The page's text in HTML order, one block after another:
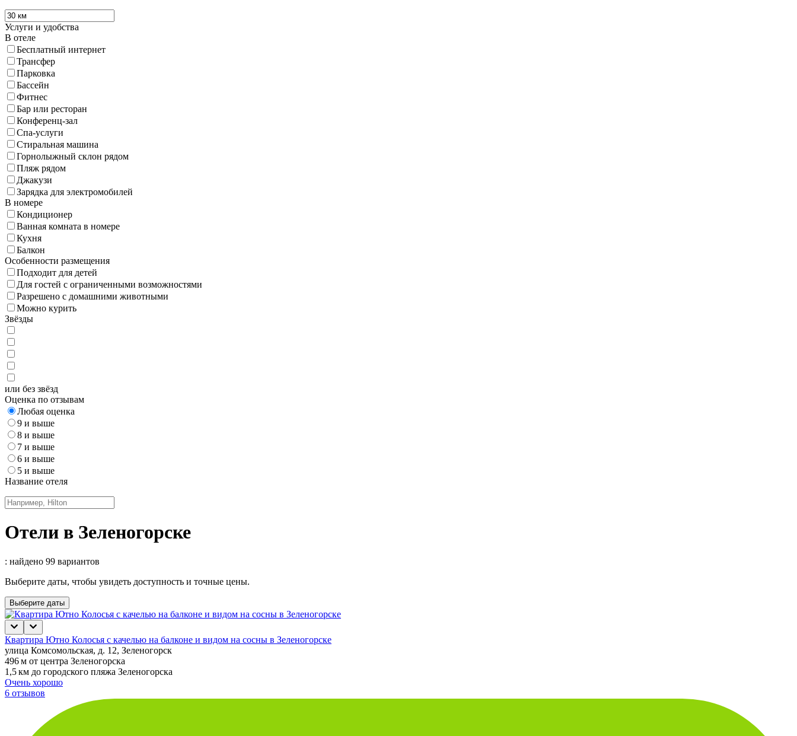
Услуги и удобства
В отеле
Бесплатный интернет
Трансфер
Парковка
Бассейн
Фитнес
Бар или ресторан
Конференц-зал
Спа-услуги
Стиральная машина
Горнолыжный склон рядом
Пляж рядом
Джакузи
Зарядка для электромобилей
В номере
Кондиционер
Ванная комната в номере
Кухня
Балкон
Особенности размещения
Подходит для детей
Для гостей с ограниченными возможностями
Разрешено с домашними животными
Можно курить
Звёзды
или без звёзд
Оценка по отзывам
Любая оценка
9 и выше
8 и выше
7 и выше
6 и выше
5 и выше
Название отеля
Отели в Зеленогорске
: найдено 99 вариантов
Выберите даты, чтобы увидеть доступность и точные цены.
Выберите даты
Квартира Ютно Колосья с качелью на балконе и видом на сосны в Зеленогорске
улица Комсомольская, д. 12, Зеленогорск
496 м от центра Зеленогорска
1,5 км до городского пляжа Зеленогорска
Очень хорошо
6 отзывов